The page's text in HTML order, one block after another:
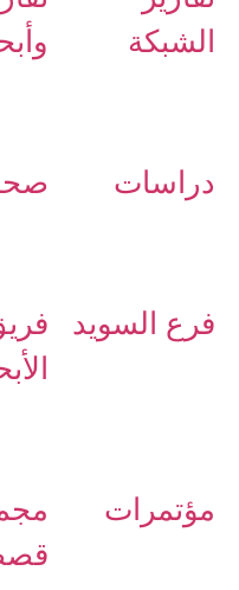
الشبكة
دراسات
فرع السويد
مؤتمرات